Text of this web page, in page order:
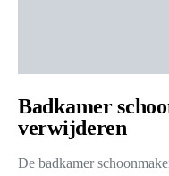
Badkamer
verwijderen
De badkamer